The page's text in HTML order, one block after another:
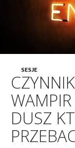
SESJE
DUSZ